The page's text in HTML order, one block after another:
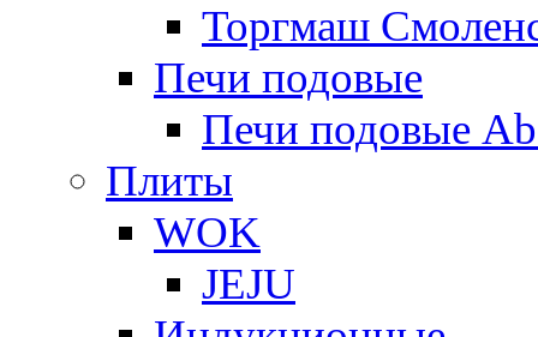
Торгмаш
Печи подовые
Печи подовые
Плиты
WOK
JEJU